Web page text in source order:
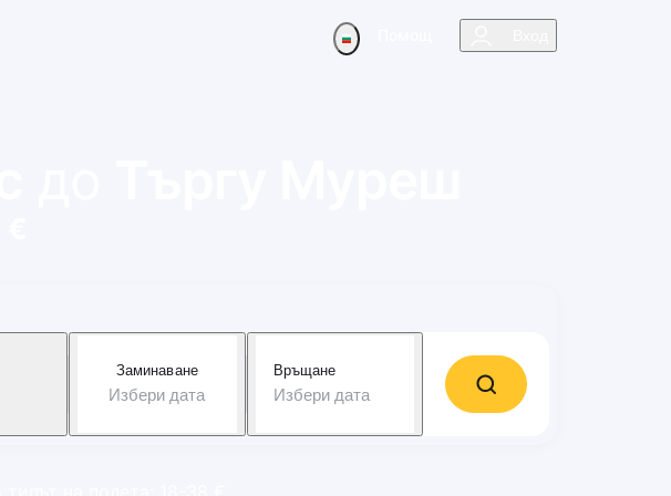
Заминаване
Избери дата
Връщане
Избери дата